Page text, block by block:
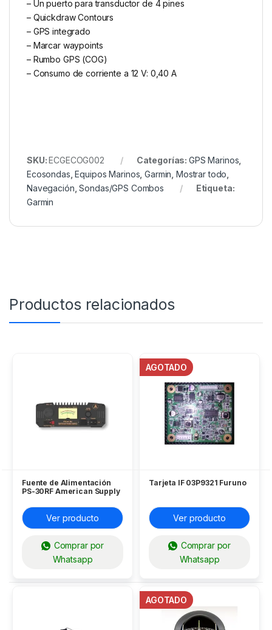
– Un puerto para transductor de 4 pines
– Quickdraw Contours
– GPS integrado
– Marcar waypoints
– Rumbo GPS (COG)
– Consumo de corriente a 12 V: 0,40 A
SKU:ECGECOG002 Categorías: GPS Marinos
Ecosondas ,Equipos Marinos ,Garmin ,Mostrar todo
Navegación ,Sondas/GPS Combos
Etiqueta:
Garmin
Productos relacionados
Fuente de Alimentación
PS-30RF American Supply
Ver producto
Comprar por
Whatsapp
AGOTADO
Tarjeta IF 03P9321 Furuno
Ver producto
Comprar por
Whatsapp
AGOTADO